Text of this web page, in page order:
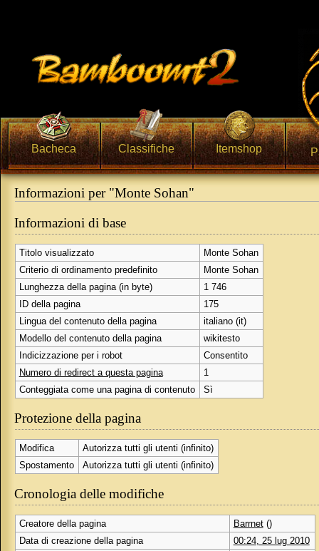
Bacheca Classifiche Itemshop
Informazioni per "Monte Sohan"
Informazioni di base
Titolo visualizzato
Monte Sohan
Criterio di ordinamento predefinito
Monte Sohan
Lunghezza della pagina (in byte)
1 746
ID della pagina
175
Lingua del contenuto della pagina
italiano (it)
Modello del contenuto della pagina
wikitesto
Indicizzazione per i robot
Consentito
Numero di redirect a questa pagina
1
Conteggiata come una pagina di contenuto
Sì
Protezione della pagina
Modifica
Autorizza tutti gli utenti (infinito)
Spostamento
Autorizza tutti gli utenti (infinito)
Cronologia delle modifiche
Creatore della pagina Barrnet ()
Data di creazione della pagina
00:24, 25 lug 2010